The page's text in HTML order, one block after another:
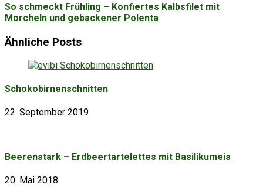
So schmeckt Frühling – Konfiertes Kalbsfilet mit
Morcheln und gebackener Polenta
Ähnliche Posts
Schokobirnenschnitten
22. September 2019
Beerenstark – Erdbeertartelettes mit Basilikumeis
20. Mai 2018